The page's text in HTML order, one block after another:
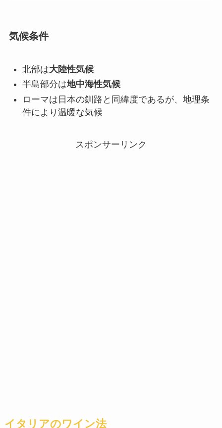
気候条件
北部は大陸性気候
半島部分は地中海性気候
ローマは日本の釧路と同緯度であるが、地理条
件により温暖な気候
スポンサーリンク
イタリアのワイン法